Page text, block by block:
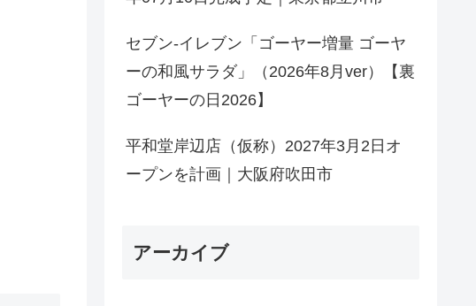
セブン-イレブン「ゴーヤー増量 ゴーヤ
ーの和風サラダ」（2026年8月ver）【裏
ゴーヤーの日2026】
平和堂岸辺店（仮称）2027年3月2日オ
ープンを計画｜大阪府吹田市
アーカイブ